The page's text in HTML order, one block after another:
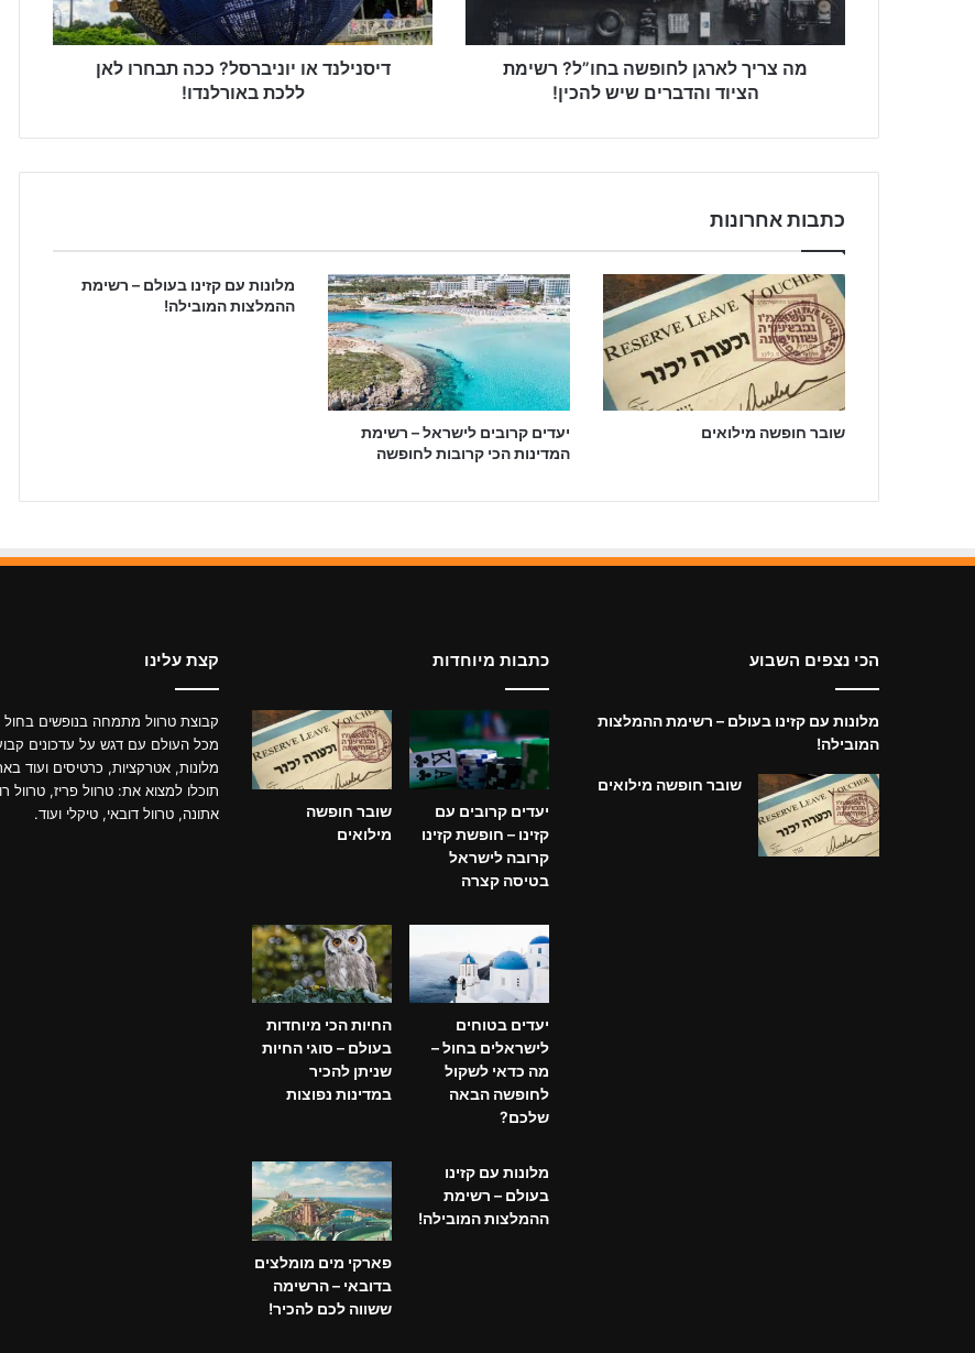
מה צריך לארגן לחופשה בחו”ל? רשימת
הציוד והדברים שיש להכין!
דיסנילנד או יוניברסל? ככה תבחרו לאן
ללכת באורלנדו!
כתבות אחרונות
שובר חופשה מילואים
יעדים קרובים לישראל – רשימת
המדינות הכי קרובות לחופשה
מלונות עם קזינו בעולם – רשימת
ההמלצות המובילה!
הכי נצפים השבוע
מלונות עם קזינו בעולם – רשימת ההמלצות
המובילה!
שובר חופשה מילואים
כתבות מיוחדות
יעדים קרובים עם
קזינו – חופשת קזינו
קרובה לישראל
בטיסה קצרה
שובר חופשה
מילואים
יעדים בטוחים
לישראלים בחול –
מה כדאי לשקול
לחופשה הבאה
שלכם?
החיות הכי מיוחדות
בעולם – סוגי החיות
שניתן להכיר
במדינות נפוצות
מלונות עם קזינו
בעולם – רשימת
ההמלצות המובילה!
פארקי מים מומלצים
בדובאי – הרשימה
ששווה לכם להכיר!
קצת עלינו
קבוצת טרוול מתמחה בנופשים בחול
מכל העולם עם דגש על עדכונים
מלונות, אטרקציות, כרטיסים ועוד
תוכלו למצוא את: טרוול פריז, טרוול
אתונה, טרוול דובאי, טיקלי ועוד.